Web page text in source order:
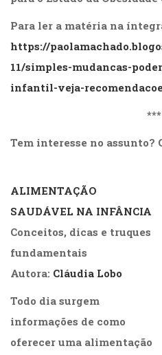
Para ler a matéria na
https://
11/simples-mudancas-
infantil-veja-
***
Tem interesse no assunto?
ALIMENTAÇÃO
SAUDÁVEL NA INFÂNCIA
Conceitos, dicas e truques
fundamentais
Autora: Cláudia Lobo
Todo dia surgem
informações de como
oferecer uma alimentação